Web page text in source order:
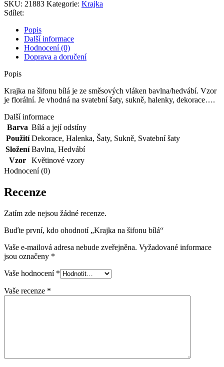
množství
SKU: 21883 Kategorie: Krajka
Sdílet:
Popis
Další informace
Hodnocení (0)
Doprava a doručení
Popis
Krajka na šifonu bílá je ze směsových vláken bavlna/hedvábí. Vzor
je florální. Je vhodná na svatební šaty, sukně, halenky, dekorace….
Další informace
Barva Bílá a její odstíny
Použití Dekorace, Halenka, Šaty, Sukně, Svatební šaty
Složení Bavlna, Hedvábí
Vzor
Květinové vzory
Hodnocení (0)
Recenze
Zatím zde nejsou žádné recenze.
Buďte první, kdo ohodnotí „Krajka na šifonu bílá“
Vaše e-mailová adresa nebude zveřejněna. Vyžadované informace
jsou označeny *
Vaše hodnocení *
Vaše recenze *